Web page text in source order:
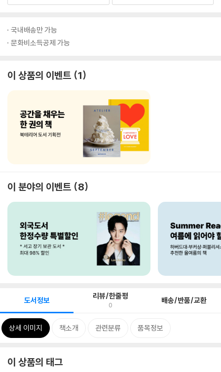
국내배송만 가능
문화비소득공제 가능
이 상품의 이벤트 1
이 분야의 이벤트 8
도서정보 리뷰/한줄평
0 배송/반품/교환
상세 이미지 책소개 관련분류 품목정보
이 상품의 태그